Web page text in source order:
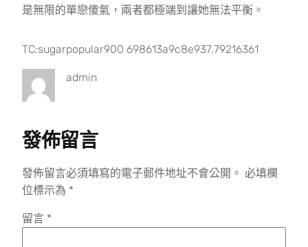
是無限的單戀傻氣，兩者都極端到讓她無法平衡。
TC:sugarpopular900 698613a9c8e937.79216361
admin
發佈留言
發佈留言必須填寫的電子郵件地址不會公開。 必填欄
位標示為 *
留言 *